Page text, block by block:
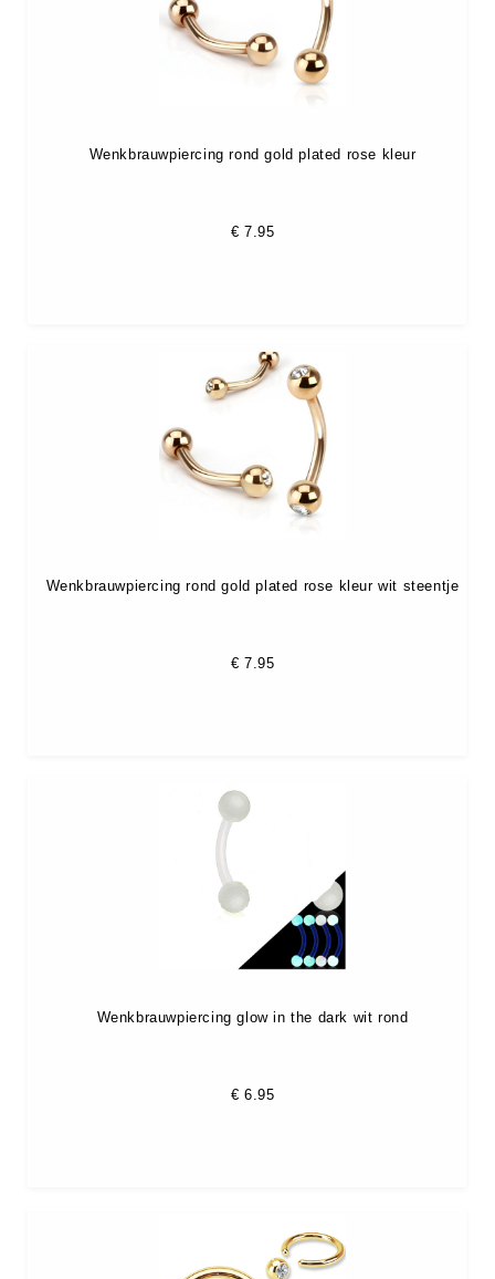
Wenkbrauwpiercing rond gold plated rose kleur
€ 7.95
Wenkbrauwpiercing rond gold plated rose kleur wit steentje
€ 7.95
Wenkbrauwpiercing glow in the dark wit rond
€ 6.95